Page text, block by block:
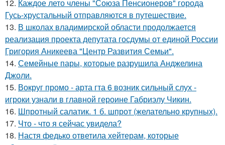
12. Каждое лето члены "Союза Пенсионеров" города
Гусь-хрустальный отправляются в путешествие.
13. В школах владимирской области продолжается
реализация проекта депутата госдумы от единой России
Григория Аникеева "Центр Развития Семьи".
14. Семейные пары, которые разрушила Анджелина
Джоли.
15. Вокруг промо - арта гта 6 возник сильный слух -
игроки узнали в главной героине Габриэлу Чикин.
16. Шпротный салатик. 1 б. шпрот (желательно крупных).
17. Что - что я сейчас увидела?
18. Настя федько ответила хейтерам, которые